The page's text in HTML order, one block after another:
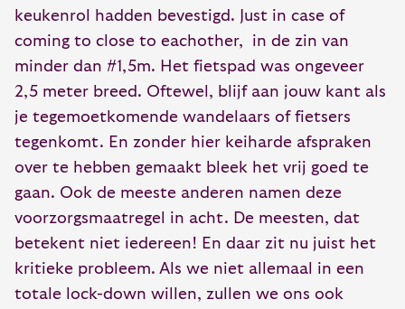
keukenrol hadden bevestigd. Just in case of
coming to close to eachother, in de zin van
minder dan #1,5m. Het fietspad was ongeveer
2,5 meter breed. Oftewel, blijf aan jouw kant als
je tegemoetkomende wandelaars of fietsers
tegenkomt. En zonder hier keiharde afspraken
over te hebben gemaakt bleek het vrij goed te
gaan. Ook de meeste anderen namen deze
voorzorgsmaatregel in acht. De meesten, dat
betekent niet iedereen! En daar zit nu juist het
kritieke probleem. Als we niet allemaal in een
totale lock-down willen, zullen we ons ook